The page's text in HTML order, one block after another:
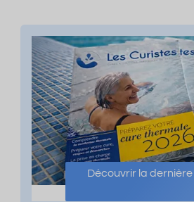
Découvrir la